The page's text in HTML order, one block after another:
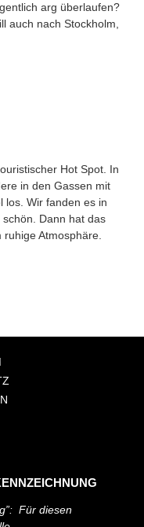
arg überlaufen?
auch nach Stockholm,
Hot Spot. In
in den Gassen mit
los. Wir fanden es in
Dann hat das
Atmosphäre.
Für diesen